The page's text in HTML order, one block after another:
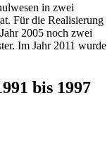
in zwei
Für die Realisierung
2005 noch zwei
Im Jahr 2011 wurde
bis 1997